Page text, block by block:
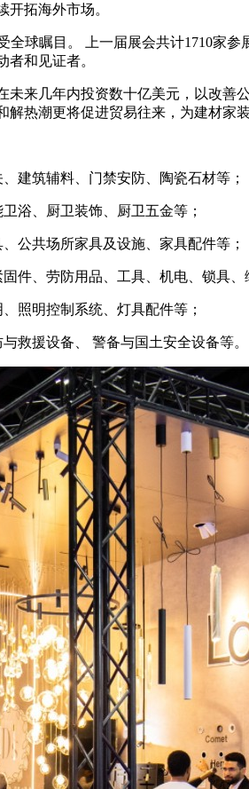
拓海外市场。
球瞩目。 上一届展会共计1710家参
和见证者。
来几年内投资数十亿美元，以改
热潮更将促进贸易往来，为建材家
建筑辅料、门禁安防、陶瓷石材等；
浴、厨卫装饰、厨卫五金等；
公共场所家具及设施、家具配件等；
件、劳防用品、工具、机电、锁具、
照明控制系统、灯具配件等；
救援设备、 警备与国土安全设备等。